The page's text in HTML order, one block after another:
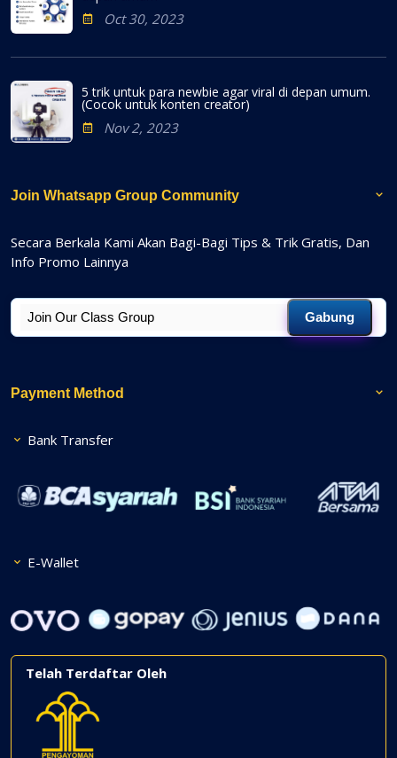
Oct 30, 2023
5 trik untuk para newbie agar viral di depan umum.
(Cocok untuk konten creator)
Nov 2, 2023
Join Whatsapp Group Community
Secara Berkala Kami Akan Bagi-Bagi Tips & Trik Gratis, Dan
Info Promo Lainnya
Gabung
Payment Method
Bank Transfer
E-Wallet
Telah Terdaftar Oleh